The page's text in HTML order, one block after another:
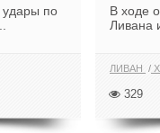
удары по
В ходе
Ливана
ЛИВАН
329